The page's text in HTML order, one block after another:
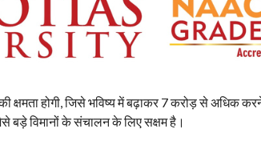
क्षमता होगी, जिसे भविष्य में बढ़ाकर 7 करोड़ से अधिक
बड़े विमानों के संचालन के लिए सक्षम है।